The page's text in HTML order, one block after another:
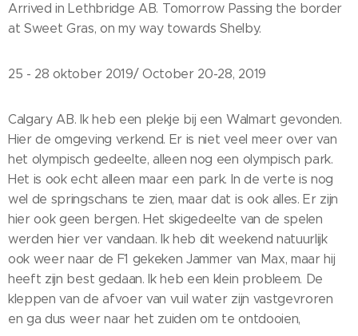
Arrived in Lethbridge AB. Tomorrow Passing the border
at Sweet Gras, on my way towards Shelby.
25 - 28 oktober 2019/ October 20-28, 2019
Calgary AB. Ik heb een plekje bij een Walmart gevonden.
Hier de omgeving verkend. Er is niet veel meer over van
het olympisch gedeelte, alleen nog een olympisch park.
Het is ook echt alleen maar een park. In de verte is nog
wel de springschans te zien, maar dat is ook alles. Er zijn
hier ook geen bergen. Het skigedeelte van de spelen
werden hier ver vandaan. Ik heb dit weekend natuurlijk
ook weer naar de F1 gekeken Jammer van Max, maar hij
heeft zijn best gedaan. Ik heb een klein probleem. De
kleppen van de afvoer van vuil water zijn vastgevroren
en ga dus weer naar het zuiden om te ontdooien,